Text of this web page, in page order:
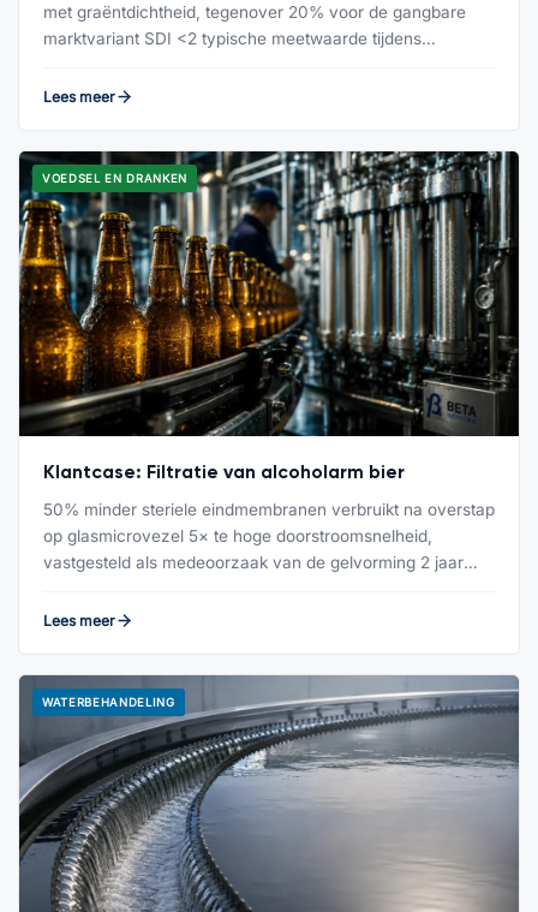
met graëntdichtheid, tegenover 20% voor de gangbare
marktvariant SDI <2 typische meetwaarde tijdens…
Lees meer
VOEDSEL EN DRANKEN
Klantcase: Filtratie van alcoholarm bier
50% minder steriele eindmembranen verbruikt na overstap
op glasmicrovezel 5× te hoge doorstroomsnelheid,
vastgesteld als medeoorzaak van de gelvorming 2 jaar
Lees meer
WATERBEHANDELING